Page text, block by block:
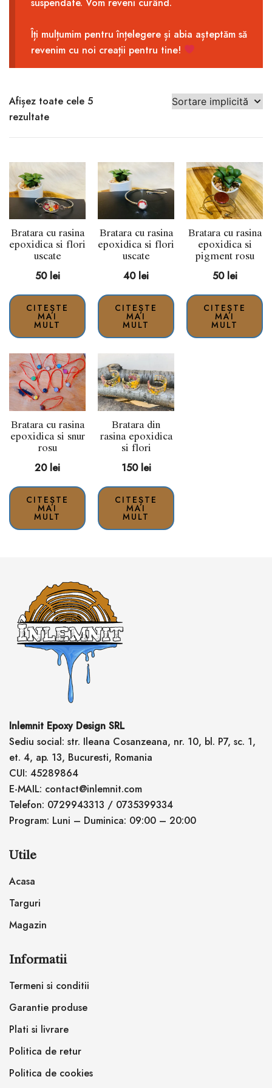
Îți mulțumim pentru înțelegere și abia așteptăm să
revenim cu noi creații pentru tine!
Afișez toate cele 5
rezultate
Bratara cu rasina
epoxidica si flori
uscate
50 lei
CITEȘTE
MAI
MULT
Bratara cu rasina
epoxidica si flori
uscate
40 lei
CITEȘTE
MAI
MULT
Bratara cu rasina
epoxidica si
pigment rosu
50 lei
CITEȘTE
MAI
MULT
Bratara cu rasina
epoxidica si snur
rosu
20 lei
CITEȘTE
MAI
MULT
Bratara din
rasina epoxidica
si flori
150 lei
CITEȘTE
MAI
MULT
Inlemnit Epoxy Design SRL
Sediu social: str. Ileana Cosanzeana, nr. 10, bl. P7, sc. 1,
et. 4, ap. 13, Bucuresti, Romania
CUI: 45289864
E-MAIL: contact@inlemnit.com
Telefon: 0729943313 / 0735399334
Program: Luni – Duminica: 09:00 – 20:00
Utile
Acasa
Targuri
Magazin
Informatii
Termeni si conditii
Garantie produse
Plati si livrare
Politica de retur
Politica de cookies